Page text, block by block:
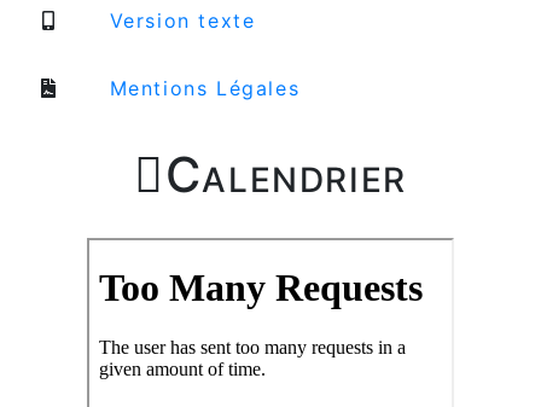
Version texte
Mentions Légales
Calendrier